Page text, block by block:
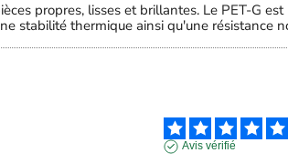
propres, lisses et brillantes. Le PET-G
stabilité thermique ainsi qu'une résistance
Avis vérifié